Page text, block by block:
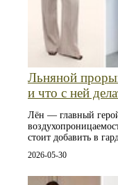
Льняной
и что с ней
Лён — главный
стоит добавить в
2026-05-30